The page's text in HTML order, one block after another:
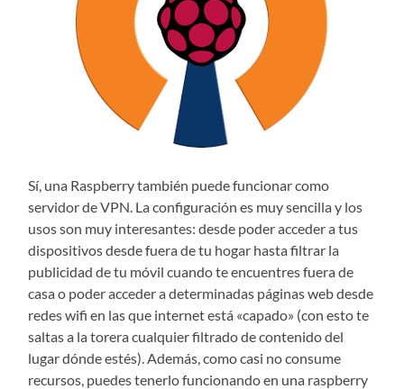
Sí, una Raspberry también puede funcionar como
servidor de VPN. La configuración es muy sencilla y los
usos son muy interesantes: desde poder acceder a tus
dispositivos desde fuera de tu hogar hasta filtrar la
publicidad de tu móvil cuando te encuentres fuera de
casa o poder acceder a determinadas páginas web desde
redes wifi en las que internet está «capado» (con esto te
saltas a la torera cualquier filtrado de contenido del
lugar dónde estés). Además, como casi no consume
recursos, puedes tenerlo funcionando en una raspberry